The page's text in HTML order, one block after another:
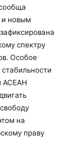
и новым
спектру
Особое
АСЕАН
на
праву